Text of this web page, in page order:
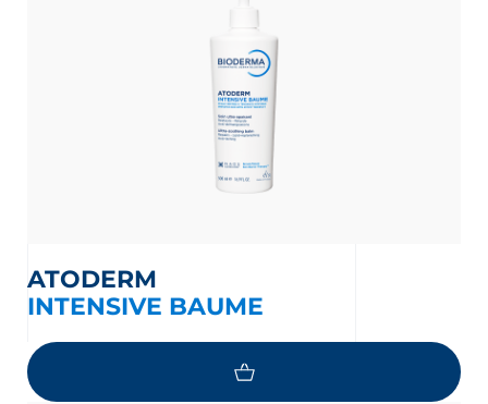
ATODERM
INTENSIVE BAUME